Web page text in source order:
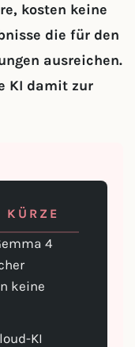
kosten keine
die für den
ausreichen.
KI damit zur
4
keine
KI